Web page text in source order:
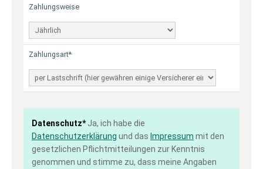
Zahlungsweise
Zahlungsart*
Datenschutz*Ja, ich habe die
Datenschutzerklärung und das Impressum mit den
gesetzlichen Pflichtmitteilungen zur Kenntnis
genommen und stimme zu, dass meine Angaben